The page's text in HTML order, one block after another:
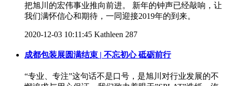
把旭川的宏伟事业推向前进。 新年的钟声已经敲响，让
我们满怀信心和期待，一同迎接2019年的到来。
2020-12-03 10:11:45 Kathleen 287
成都包装展圆满结束 | 不忘初心 砥砺前行
“专业、专注”这句话不是口号，是旭川对行业发展的不